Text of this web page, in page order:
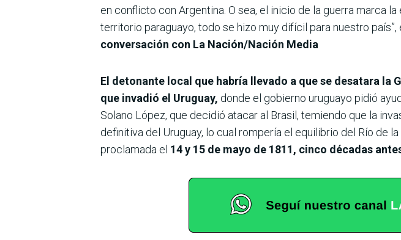
en conflicto con Argentina. O sea, el inicio de la guerra marca
territorio paraguayo, todo se hizo muy difícil para nuestro
conversación con La Nación/Nación Media
El detonante local que habría llevado a que se desatara
que invadió el Uruguay, donde el gobierno uruguayo pidió
Solano López, que decidió atacar al Brasil, temiendo que la
definitiva del Uruguay, lo cual rompería el equilibrio del Río de
proclamada el 14 y 15 de mayo de 1811, cinco décadas